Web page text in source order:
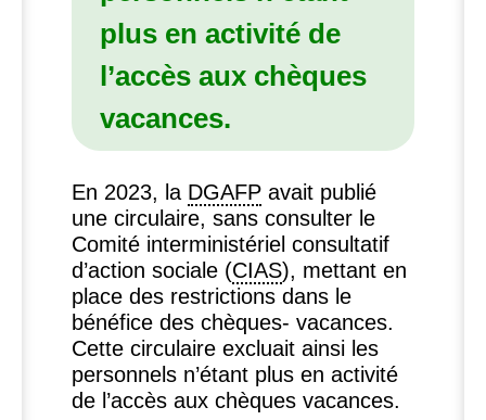
plus en activité de
l’accès aux chèques
vacances.
En 2023, la DGAFPavait publié
une circulaire, sans consulter le
Comité interministériel consultatif
d’action sociale (CIAS), mettant en
place des restrictions dans le
bénéfice des chèques- vacances.
Cette circulaire excluait ainsi les
personnels n’étant plus en activité
de l’accès aux chèques vacances.